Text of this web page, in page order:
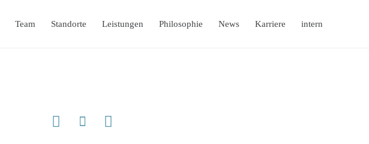
Team Standorte Leistungen Philosophie News Karriere intern
  